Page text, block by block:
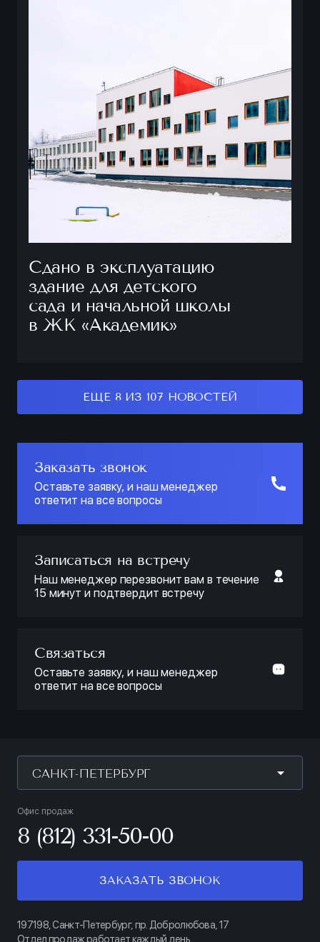
Сдано в эксплуатацию
здание для детского
сада и начальной школы
в ЖК «Академик»
ЕЩЕ 8 ИЗ 107 НОВОСТЕЙ
Заказать звонок
Оставьте заявку, и наш менеджер
ответит на все вопросы
Записаться на встречу
Наш менеджер перезвонит вам в течение
15 минут и подтвердит встречу
Связаться
Оставьте заявку, и наш менеджер
ответит на все вопросы
САНКТ-ПЕТЕРБУРГ
Офис продаж
8 (812) 331-50-00
ЗАКАЗАТЬ ЗВОНОК
197198, Санкт-Петербург, пр. Добролюбова, 17
Отдел продаж работает каждый день.